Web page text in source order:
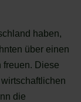
haben,
über einen
freuen. Diese
die